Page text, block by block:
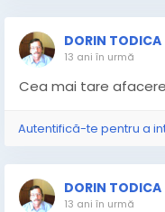
DORIN TODICA
13 ani în urmă
Cea mai tare
Autentifică-te pentru a
DORIN TODICA
13 ani în urmă